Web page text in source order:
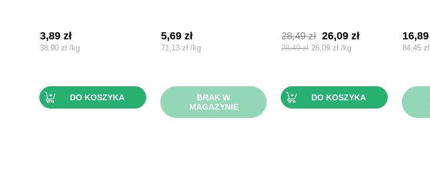
3,89zł
38,90zł /kg
DO KOSZYKA
5,69 zł
71,13 zł /kg
BRAK W
MAGAZYNIE
28,49zł Pierwotna
cena
26,09złAktualna
28,49zł 26,09zł /kg
DO KOSZYKA
16,89
84,45 zł